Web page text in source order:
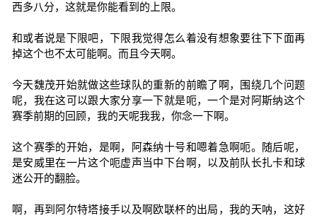
西多八分，这就是你能看到的上限。
和或者说是下限吧，下限我觉得怎么着没有想象要往下下面再
掉这个也不太可能啊。而且今天啊。
今天魏茂开始就做这些球队的重新的前瞻了啊，围绕几个问题
呢，我在这可以跟大家分享一下就是呃，一个是对阿斯纳这个
赛季前期的回顾，我的天呢我我，你念一下啊。
这个赛季的开始，是啊，阿森纳十号和嗯着急啊呃。随后呢，
是安威里在一片这个呃虚声当中下台啊，以及前队长扎卡和球
迷公开的翻脸。
啊，再到阿尔特塔接手以及啊欧联杯的出局，我的天呐，这好